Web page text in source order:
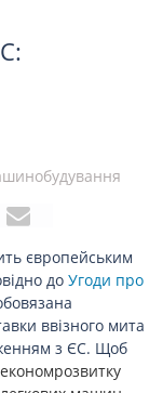
європейським
до Угоди про
ввізного мита
з ЄС. Щоб